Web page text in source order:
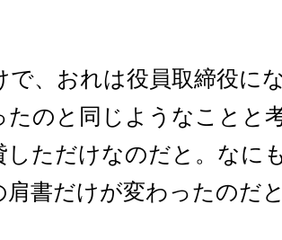
で、おれは役員取締役に
たのと同じようなことと
しただけなのだと。なに
肩書だけが変わったのだ